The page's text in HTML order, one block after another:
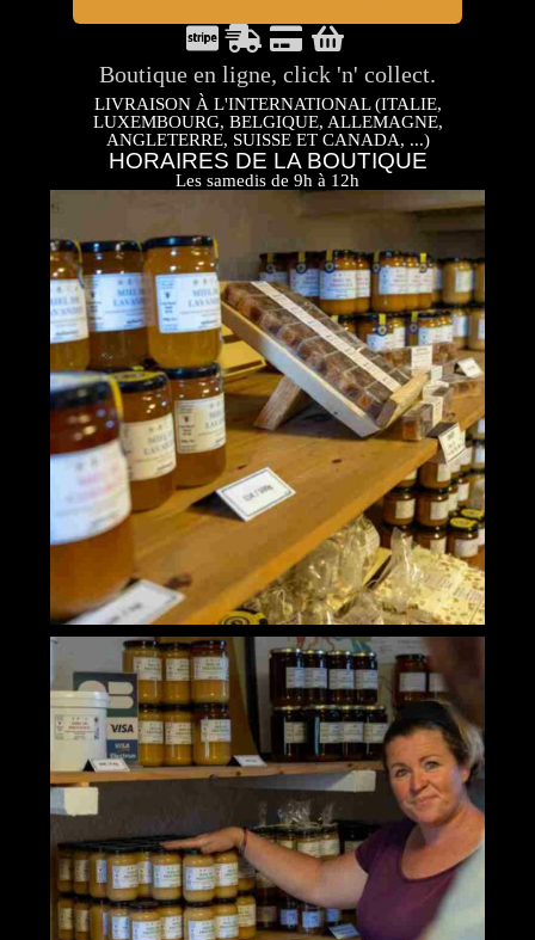
Boutique en ligne, click 'n' collect.
LIVRAISON À L'INTERNATIONAL (ITALIE,
LUXEMBOURG, BELGIQUE, ALLEMAGNE,
ANGLETERRE, SUISSE ET CANADA, ...)
HORAIRES DE LA BOUTIQUE
Les samedis de 9h à 12h